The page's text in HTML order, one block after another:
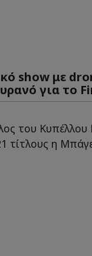
show με
για το